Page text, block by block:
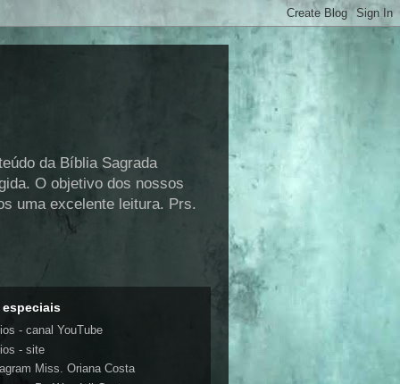
da Bíblia Sagrada
O objetivo dos nossos
uma excelente leitura. Prs.
- canal YouTube
- site
Miss. Oriana Costa